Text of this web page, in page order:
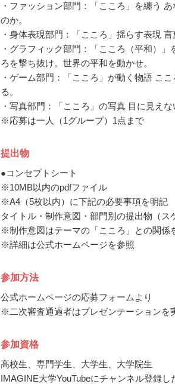
・ファッション部門：「こころ」を纏う
のか。
・身体表現部門：「こころ」揺らす表現
・グラフィック部門：「こころ（平和）
ろを撃ち抜け。世界の平和を動かせ。
・ゲーム部門：「こころ」が動く物語 こ
る。
・写真部門：「こころ」の写真 目に見えな
※応募は一人（1グループ）1点まで
提出物
●コンセプトシート
※10MB以内のpdfファイル
※A4（5枚以内）に下記の必要事項を明記
タイトル・制作意図・部門別の提出物（ス
※制作意図はテーマの「こころ」との関係
※詳細は公式ホームページを参照
参加方法
公式ホームページの応募フォームより
※二次審査通過者はプレゼンテーションを
参加資格
高校生、専門学生、大学生、大学院生
IMAGINE大学YouTubeにチャンネル登録し